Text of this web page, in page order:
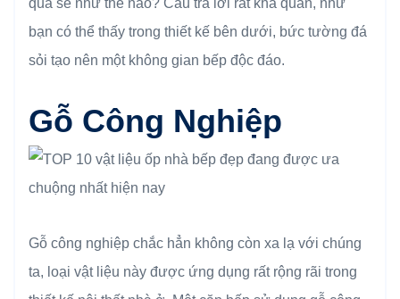
bạn có thể thấy trong thiết kế bên dưới, bức tường đá
sỏi tạo nên một không gian bếp độc đáo.
Gỗ Công Nghiệp
Gỗ công nghiệp chắc hẳn không còn xa lạ với chúng
ta, loại vật liệu này được ứng dụng rất rộng rãi trong